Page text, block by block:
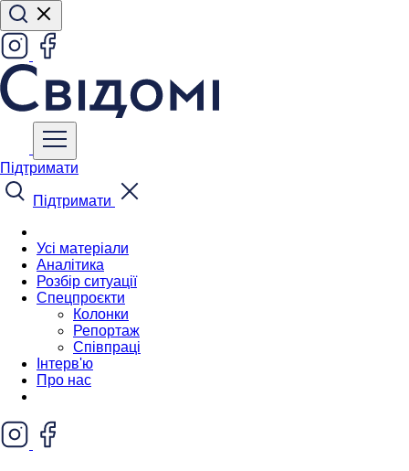
Підтримати
Підтримати
Усі матеріали
Аналітика
Розбір ситуації
Спецпроєкти
Колонки
Репортаж
Співпраці
Інтерв'ю
Про нас